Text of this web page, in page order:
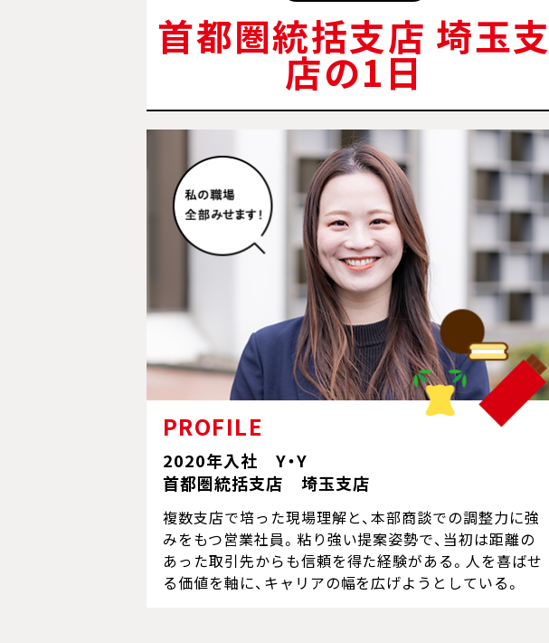
首都圏統括支店 埼玉支
店の1日
PROFILE
2020年入社 Y・Y
首都圏統括支店 埼玉支店
複数支店で培った現場理解と、本部商談での調整力に強
みをもつ営業社員。粘り強い提案姿勢で、当初は距離の
あった取引先からも信頼を得た経験がある。人を喜ばせ
る価値を軸に、キャリアの幅を広げようとしている。